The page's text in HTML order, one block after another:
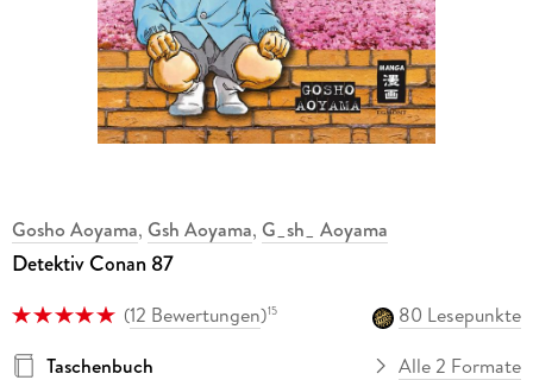
Gosho Aoyama, Gsh Aoyama, G_sh_ Aoyama
Detektiv Conan 87
(12 Bewertungen)15
80 Lesepunkte
Taschenbuch
Alle 2 Formate